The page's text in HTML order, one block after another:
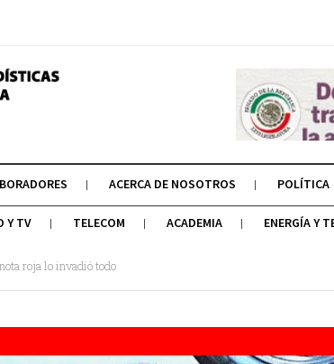
ACERCA DE NOSOTROS POLÍTICA
Y TV TELECOM ACADEMIA ENERGÍA Y
roja lo invadió todo